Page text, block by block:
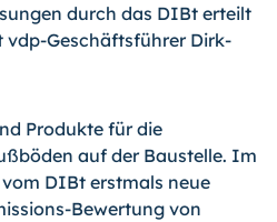
durch das DIBt erteilt
Geschäftsführer Dirk-
Produkte für die
auf der Baustelle. Im
DIBt erstmals neue
Bewertung von